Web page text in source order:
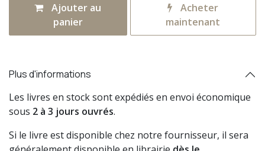
Ajouter au
panier
Acheter
maintenant
Plus d'informations
Les livres en stock sont expédiés en envoi économique
sous 2 à 3 jours ouvrés.
Si le livre est disponible chez notre fournisseur, il sera